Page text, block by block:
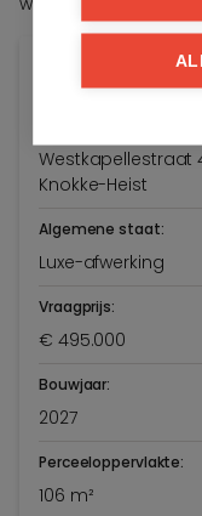
Algemene info
Westkapellestraat
Knokke-Heist
Algemene staat:
Luxe-afwerking
Vraagprijs:
€ 495.000
Bouwjaar:
2027
Perceeloppervlakte:
106 m²